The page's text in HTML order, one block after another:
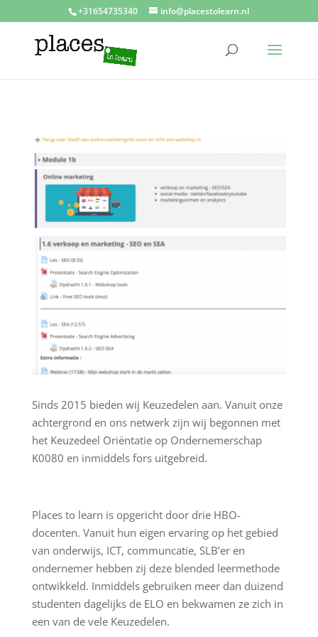
+31654735340 info@placestolearn.nl
Sinds 2015 bieden wij Keuzedelen aan. Vanuit onze
achtergrond en ons netwerk zijn wij begonnen met
het Keuzedeel Oriëntatie op Ondernemerschap
K0080 en inmiddels fors uitgebreid.
Places to learn is opgericht door drie HBO-
docenten. Vanuit hun eigen ervaring op het gebied
van onderwijs, ICT, communcatie, SLB’er en
ondernemer hebben zij deze blended leermethode
ontwikkeld. Inmiddels gebruiken meer dan duizend
studenten dagelijks de ELO en bekwamen ze zich in
een van de vele Keuzedelen.